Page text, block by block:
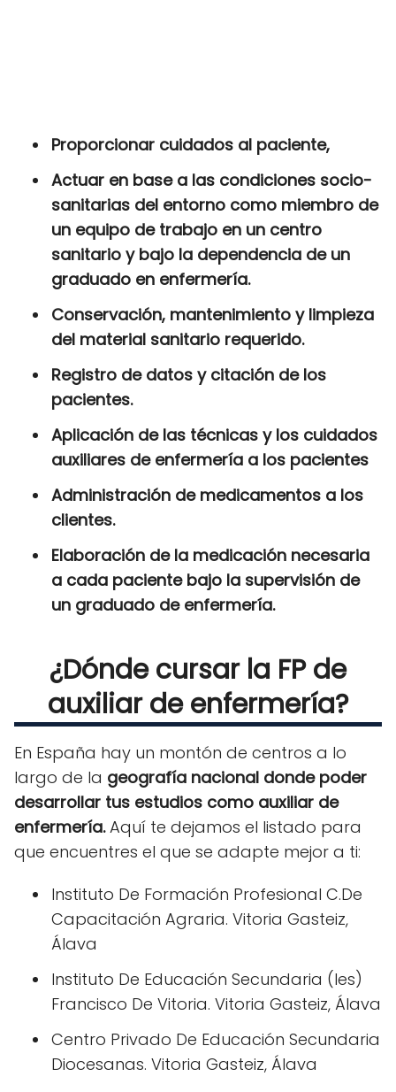
Proporcionar cuidados al paciente,
Actuar en base a las condiciones socio-
sanitarias del entorno como miembro de
un equipo de trabajo en un centro
sanitario y bajo la dependencia de un
graduado en enfermería.
Conservación, mantenimiento y limpieza
del material sanitario requerido.
Registro de datos y citación de los
pacientes.
Aplicación de las técnicas y los cuidados
auxiliares de enfermería a los pacientes
Administración de medicamentos a los
clientes.
Elaboración de la medicación necesaria
a cada paciente bajo la supervisión de
un graduado de enfermería.
¿Dónde cursar la FP de
auxiliar de enfermería?
En España hay un montón de centros a lo
largo de la geografía nacional donde poder
desarrollar tus estudios como auxiliar de
enfermería.Aquí te dejamos el listado para
que encuentres el que se adapte mejor a ti:
Instituto De Formación Profesional C.De
Capacitación Agraria. Vitoria Gasteiz,
Álava
Instituto De Educación Secundaria (Ies)
Francisco De Vitoria. Vitoria Gasteiz, Álava
Centro Privado De Educación Secundaria
Diocesanas. Vitoria Gasteiz, Álava